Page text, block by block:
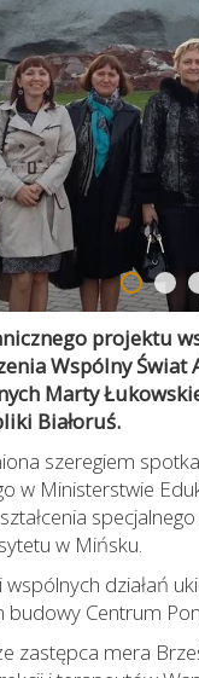
projektu
Wspólny
Marty
Białoruś.
szeregiem
w Ministerstwie
w Mińsku.
działań
Centrum
zastępca mera